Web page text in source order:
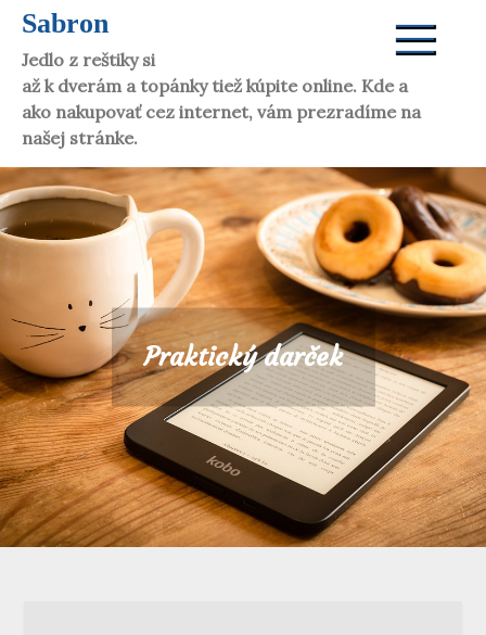
Skip
content
Sabron
Jedlo z reštiky si dáte aj doma. Víno vám donesú
až k dverám a topánky tiež kúpite online. Kde a
ako nakupovať cez internet, vám prezradíme na
našej stránke.
Praktický darček